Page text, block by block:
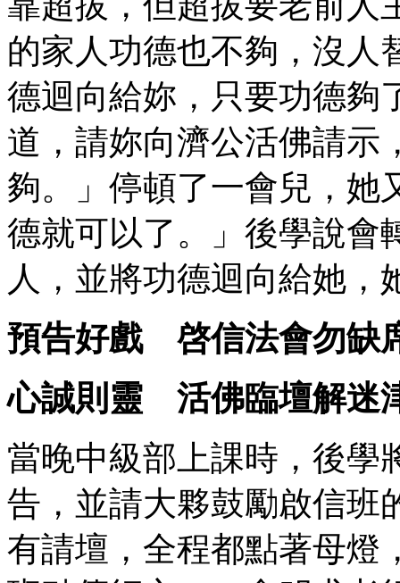
的家人功德也不夠，沒人
德迴向給妳，只要功德夠
道，請妳向濟公活佛請示
夠。」停頓了一會兒，她
德就可以了。」後學說會
人，並將功德迴向給她，
預告好戲 啓信法會勿缺
心誠則靈 活佛臨壇解迷
當晚中級部上課時，後學
告，並請大夥鼓勵啟信班
有請壇，全程都點著母燈